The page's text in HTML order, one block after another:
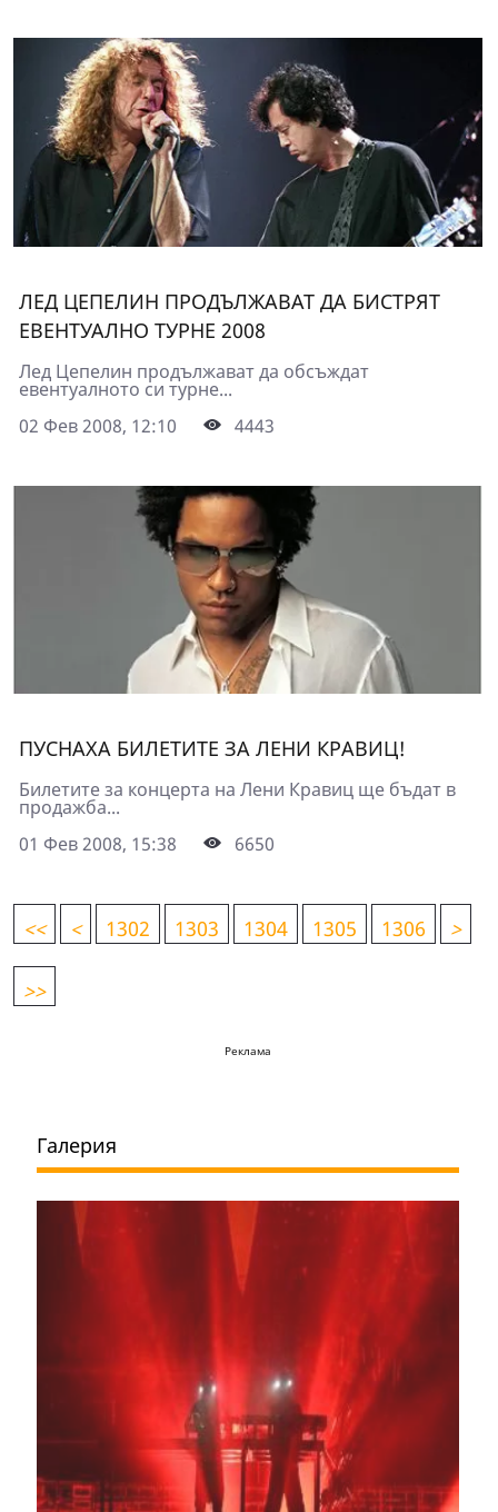
ЛЕД ЦЕПЕЛИН ПРОДЪЛЖАВАТ ДА БИСТРЯТ
ЕВЕНТУАЛНО ТУРНЕ 2008
Лед Цепелин продължават да обсъждат
евентуалното си турне...
02 Фев 2008, 12:10
4443
ПУСНАХА БИЛЕТИТЕ ЗА ЛЕНИ КРАВИЦ!
Билетите за концерта на Лени Кравиц ще бъдат в
продажба...
01 Фев 2008, 15:38
6650
<< < 1302 1303 1304 1305 1306 >
>>
Реклама
Галерия